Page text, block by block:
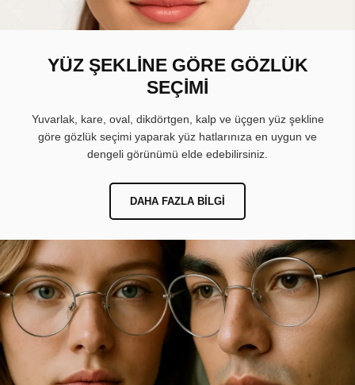
YÜZ ŞEKLİNE GÖRE GÖZLÜK
SEÇİMİ
Yuvarlak, kare, oval, dikdörtgen, kalp ve üçgen yüz şekline
göre gözlük seçimi yaparak yüz hatlarınıza en uygun ve
dengeli görünümü elde edebilirsiniz.
DAHA FAZLA BILGI